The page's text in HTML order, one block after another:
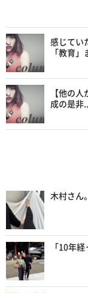
感じてい
「教育」
【他の
成の是非...
木村さん
「10年